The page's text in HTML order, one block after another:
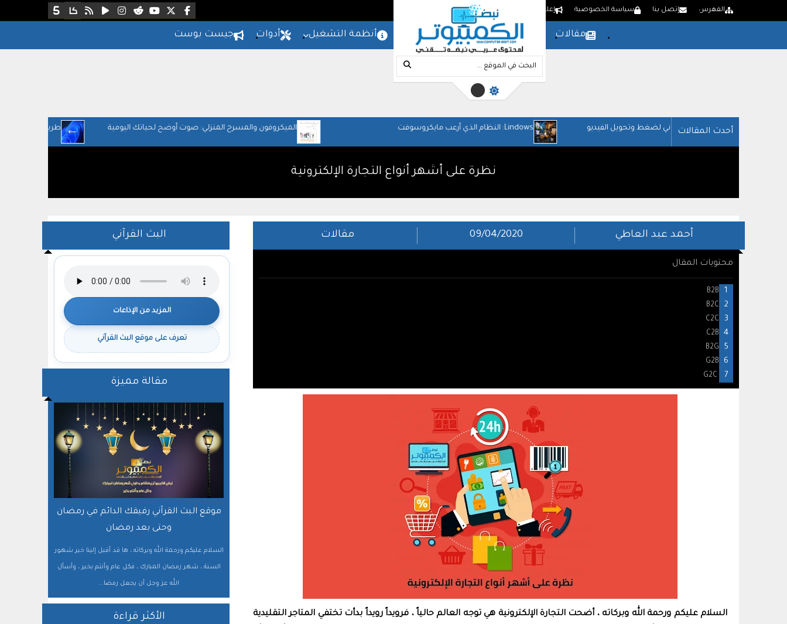
الفهرس إتصل بنا سياسة الخصوصية إعلن لدينا المزيد
مقالات برامج شروحات مواقع أنظمة التشغيل أدوات جيست بوست
أحدث المقالات Lindows: النظام الذي أرعب مايكروسوفت
الميكروفون والمسرح المنزلي: صوت أوضح لحياتك اليومية
والعمل
طريقة التأكد إذا كان جهازك قابل للترقية
نظرة على أشهر أنواع التجارة الإلكترونية
أحمد عبد العاطي 09/04/2020 مقالات
محتويات المقال
B2B
B2C
C2C
C2B
B2G
G2B
السلام عليكم ورحمة الله وبركاته ، أضحت التجارة الإلكترونية هي توجه العالم حالياً ، فرويداً رويداً بدأت تختفي المتاجر التقليدية
البث القرآني
المزيد من الإذاعات
تعرف على موقع البث القرآني
مقالة مميزة
موقع البث القرآني رفيقك الدائم في رمضان
وحتى بعد رمضان
السلام عليكم ورحمة الله وبركاته ، ها قد أقبل إلينا خير شهور
السنة ، شهر رمضان المبارك ، فكل عام وأنتم بخير ، وأسأل
الله عز وجل أن يجعل رمضا...
الأكثر قراءة